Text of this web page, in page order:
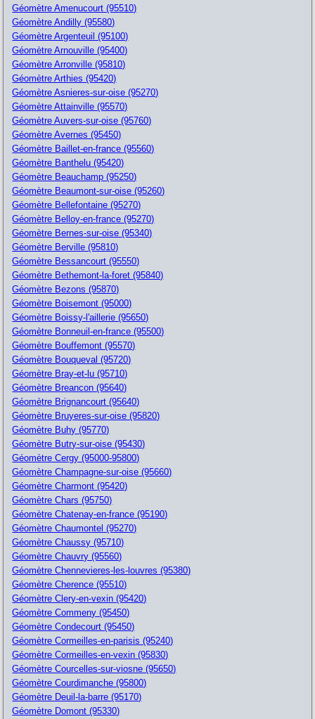
Géomètre Amenucourt (95510)
Géomètre Andilly (95580)
Géomètre Argenteuil (95100)
Géomètre Arnouville (95400)
Géomètre Arronville (95810)
Géomètre Arthies (95420)
Géomètre Asnieres-sur-oise (95270)
Géomètre Attainville (95570)
Géomètre Auvers-sur-oise (95760)
Géomètre Avernes (95450)
Géomètre Baillet-en-france (95560)
Géomètre Banthelu (95420)
Géomètre Beauchamp (95250)
Géomètre Beaumont-sur-oise (95260)
Géomètre Bellefontaine (95270)
Géomètre Belloy-en-france (95270)
Géomètre Bernes-sur-oise (95340)
Géomètre Berville (95810)
Géomètre Bessancourt (95550)
Géomètre Bethemont-la-foret (95840)
Géomètre Bezons (95870)
Géomètre Boisemont (95000)
Géomètre Boissy-l'aillerie (95650)
Géomètre Bonneuil-en-france (95500)
Géomètre Bouffemont (95570)
Géomètre Bouqueval (95720)
Géomètre Bray-et-lu (95710)
Géomètre Breancon (95640)
Géomètre Brignancourt (95640)
Géomètre Bruyeres-sur-oise (95820)
Géomètre Buhy (95770)
Géomètre Butry-sur-oise (95430)
Géomètre Cergy (95000-95800)
Géomètre Champagne-sur-oise (95660)
Géomètre Charmont (95420)
Géomètre Chars (95750)
Géomètre Chatenay-en-france (95190)
Géomètre Chaumontel (95270)
Géomètre Chaussy (95710)
Géomètre Chauvry (95560)
Géomètre Chennevieres-les-louvres (95380)
Géomètre Cherence (95510)
Géomètre Clery-en-vexin (95420)
Géomètre Commeny (95450)
Géomètre Condecourt (95450)
Géomètre Cormeilles-en-parisis (95240)
Géomètre Cormeilles-en-vexin (95830)
Géomètre Courcelles-sur-viosne (95650)
Géomètre Courdimanche (95800)
Géomètre Deuil-la-barre (95170)
Géomètre Domont (95330)